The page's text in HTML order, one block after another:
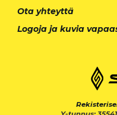
Ota yhteyttä
Logoja ja kuvia